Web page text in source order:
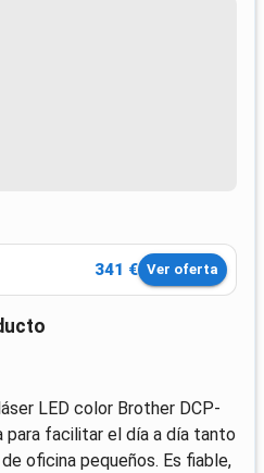
341 € Ver oferta
LED color Brother DCP-
para facilitar el día a día tanto
oficina pequeños. Es fiable,